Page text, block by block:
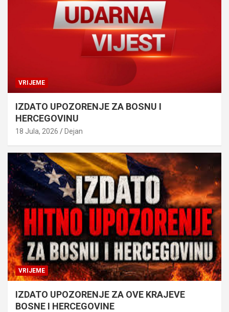
VRIJEME
IZDATO UPOZORENJE ZA BOSNU I
HERCEGOVINU
18 Jula, 2026 Dejan
VRIJEME
IZDATO UPOZORENJE ZA OVE KRAJEVE
BOSNE I HERCEGOVINE